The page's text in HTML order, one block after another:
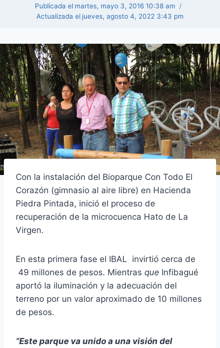
Publicada el martes, mayo 3, 2016 10:38 am
Actualizada el jueves, agosto 4, 2022 3:43 pm
Con la instalación del Bioparque Con Todo El
Corazón (gimnasio al aire libre) en Hacienda
Piedra Pintada, inició el proceso de
recuperación de la microcuenca Hato de La
Virgen.
En esta primera fase el IBAL invirtió cerca de
49 millones de pesos. Mientras que Infibagué
aportó la iluminación y la adecuación del
terreno por un valor aproximado de 10 millones
de pesos.
“Este parque va unido a una visión del